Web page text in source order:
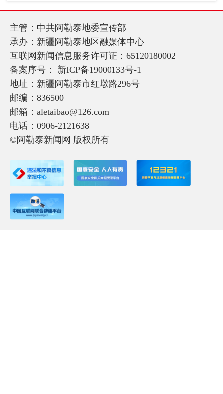
主管：中共阿勒泰地委宣传部
承办：新疆阿勒泰地区融媒体中心
互联网新闻信息服务许可证：65120180002
备案序号： 新ICP备19000133号-1
地址：新疆阿勒泰市红墩路296号
邮编：836500
邮箱：aletaibao@126.com
电话：0906-2121638
©阿勒泰新闻网 版权所有